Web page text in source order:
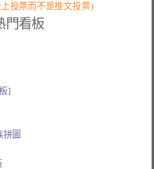
投票而不是推文投票)
門看板
]
拼圖